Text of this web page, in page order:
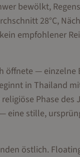
bewölkt,
28°C,
empfohlener
öffnete — einzelne
in Thailand
Phase des
eine stille,
östlich.